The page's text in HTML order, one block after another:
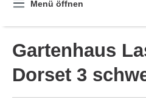
Menü öffnen
Gartenhaus
Dorset 3